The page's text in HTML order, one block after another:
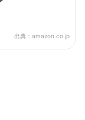
出典： amazon.co.jp